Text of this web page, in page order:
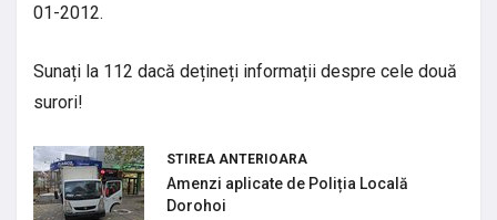
01-2012.
Sunați la 112 dacă dețineți informații despre cele două
surori!
STIREA ANTERIOARA
Amenzi aplicate de Poliția Locală
Dorohoi